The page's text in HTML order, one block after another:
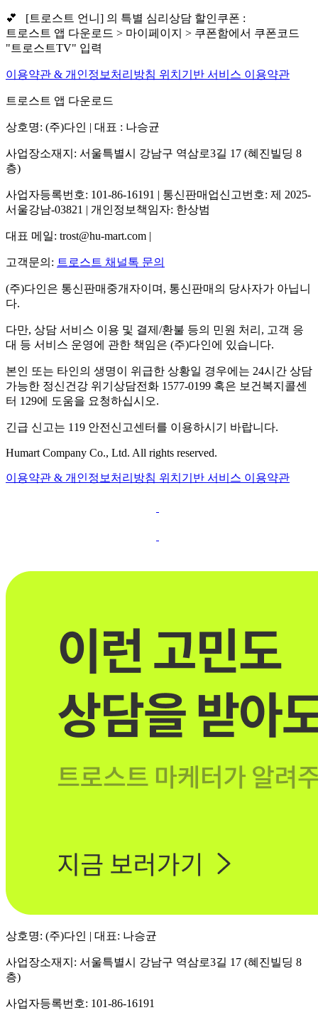
💕 [트로스트 언니] 의 특별 심리상담 할인쿠폰 :
트로스트 앱 다운로드 > 마이페이지 > 쿠폰함에서 쿠폰코드
"트로스트TV" 입력
이용약관 & 개인정보처리방침 위치기반 서비스 이용약관
트로스트 앱 다운로드
상호명: (주)다인 | 대표 : 나승균
사업장소재지: 서울특별시 강남구 역삼로3길 17 (혜진빌딩 8
층)
사업자등록번호: 101-86-16191 | 통신판매업신고번호: 제 2025-
서울강남-03821 | 개인정보책임자: 한상범
대표 메일: trost@hu-mart.com |
고객문의: 트로스트 채널톡 문의
(주)다인은 통신판매중개자이며, 통신판매의 당사자가 아닙니
다.
다만, 상담 서비스 이용 및 결제/환불 등의 민원 처리, 고객 응
대 등 서비스 운영에 관한 책임은 (주)다인에 있습니다.
본인 또는 타인의 생명이 위급한 상황일 경우에는 24시간 상담
가능한 정신건강 위기상담전화 1577-0199 혹은 보건복지콜센
터 129에 도움을 요청하십시오.
긴급 신고는 119 안전신고센터를 이용하시기 바랍니다.
Humart Company Co., Ltd. All rights reserved.
이용약관 & 개인정보처리방침 위치기반 서비스 이용약관
상호명: (주)다인 | 대표: 나승균
사업장소재지: 서울특별시 강남구 역삼로3길 17 (혜진빌딩 8
층)
사업자등록번호: 101-86-16191